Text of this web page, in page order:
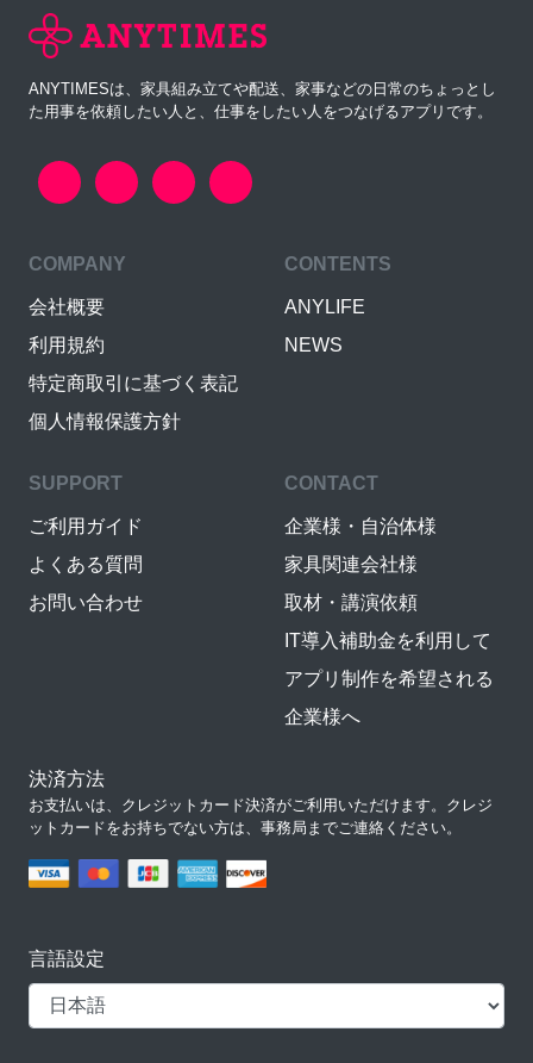
ANYTIMESは、家具組み立てや配送、家事などの日常のちょっとし
た用事を依頼したい人と、仕事をしたい人をつなげるアプリです。
COMPANY
会社概要
利用規約
特定商取引に基づく表記
個人情報保護方針
CONTENTS
ANYLIFE
NEWS
SUPPORT
ご利用ガイド
よくある質問
お問い合わせ
CONTACT
企業様・自治体様
家具関連会社様
取材・講演依頼
IT導入補助金を利用して
アプリ制作を希望される
企業様へ
決済方法
お支払いは、クレジットカード決済がご利用いただけます。クレジ
ットカードをお持ちでない方は、事務局までご連絡ください。
言語設定